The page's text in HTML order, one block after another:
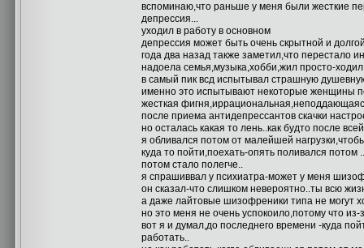
вспоминаю,что раньше у меня были жесткие
депрессия...
уходил в работу в основном
депрессия может быть очень скрытной и
года два назад также заметил,что перестало
надоела семья,музыка,хобби,жил просто-ходил
в самый пик всд испытывал страшную
именно это испытывают некоторые женщины
жесткая
после приема антидепрессантов скачки
но осталась какая то лень..как будто после
я обливался потом от малейшей
куда то пойти,поехать-опять поливался потом ..
потом стало полегче..
я спрашиввал у психиатра-может у меня
он сказал-что слишком невероятно..ты всю
а даже лайтовые шизофреники типа не могут
но это меня не очень успокоило,потому что
вот я и думал,до последнего времени -куда
работать..